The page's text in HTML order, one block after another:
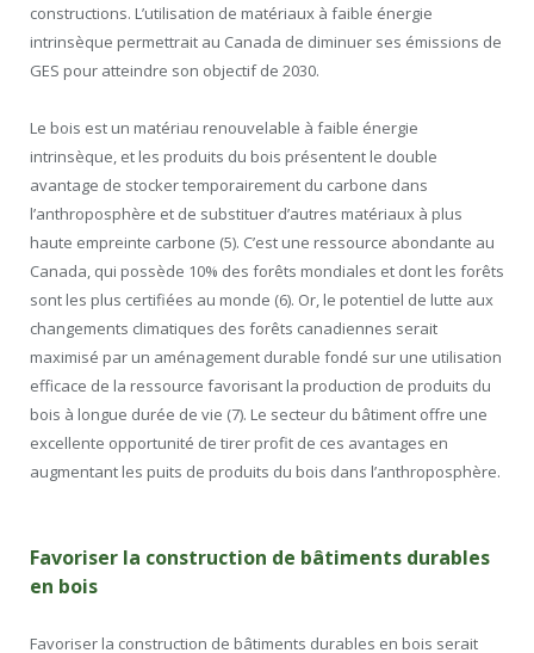
constructions. L’utilisation de matériaux à faible énergie
intrinsèque permettrait au Canada de diminuer ses émissions de
GES pour atteindre son objectif de 2030.
Le bois est un matériau renouvelable à faible énergie
intrinsèque, et les produits du bois présentent le double
avantage de stocker temporairement du carbone dans
l’anthroposphère et de substituer d’autres matériaux à plus
haute empreinte carbone (5). C’est une ressource abondante au
Canada, qui possède 10% des forêts mondiales et dont les forêts
sont les plus certifiées au monde (6). Or, le potentiel de lutte aux
changements climatiques des forêts canadiennes serait
maximisé par un aménagement durable fondé sur une utilisation
efficace de la ressource favorisant la production de produits du
bois à longue durée de vie (7). Le secteur du bâtiment offre une
excellente opportunité de tirer profit de ces avantages en
augmentant les puits de produits du bois dans l’anthroposphère.
Favoriser la construction de bâtiments durables
en bois
Favoriser la construction de bâtiments durables en bois serait